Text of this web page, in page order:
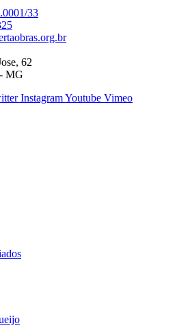
33
62
MG
InstagramYoutube Vimeo